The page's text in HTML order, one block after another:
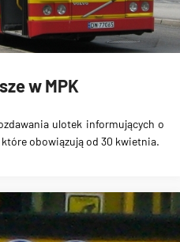
w MPK
ulotek informujących o
które obowiązują od 30 kwietnia.